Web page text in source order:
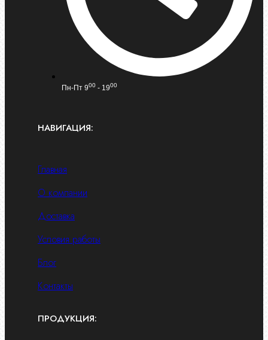
Пн-Пт 900 - 1900
НАВИГАЦИЯ:
Главная
О компании
Доставка
Условия работы
Блог
Контакты
ПРОДУКЦИЯ: